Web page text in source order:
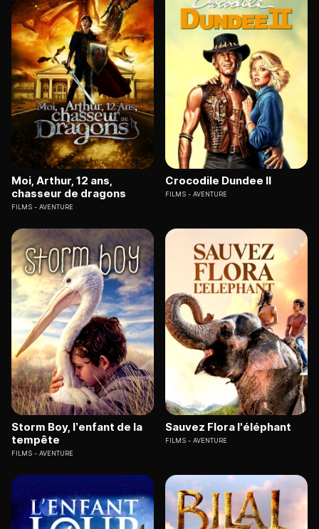
Moi, Arthur, 12 ans,
chasseur de dragons
FILMS AVENTURE
Crocodile Dundee II
FILMS AVENTURE
Storm Boy, l’enfant de la
tempête
FILMS AVENTURE
Sauvez Flora l'éléphant
FILMS AVENTURE